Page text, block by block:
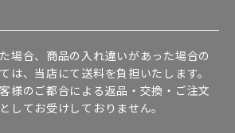
場合、商品の入れ違いがあった場合の
は、当店にて送料を負担いたします。
様のご都合による返品・交換・ご注文
してお受けしておりません。